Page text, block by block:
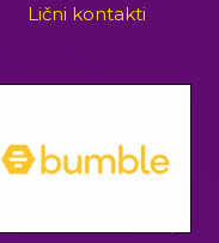
Lični kontakti